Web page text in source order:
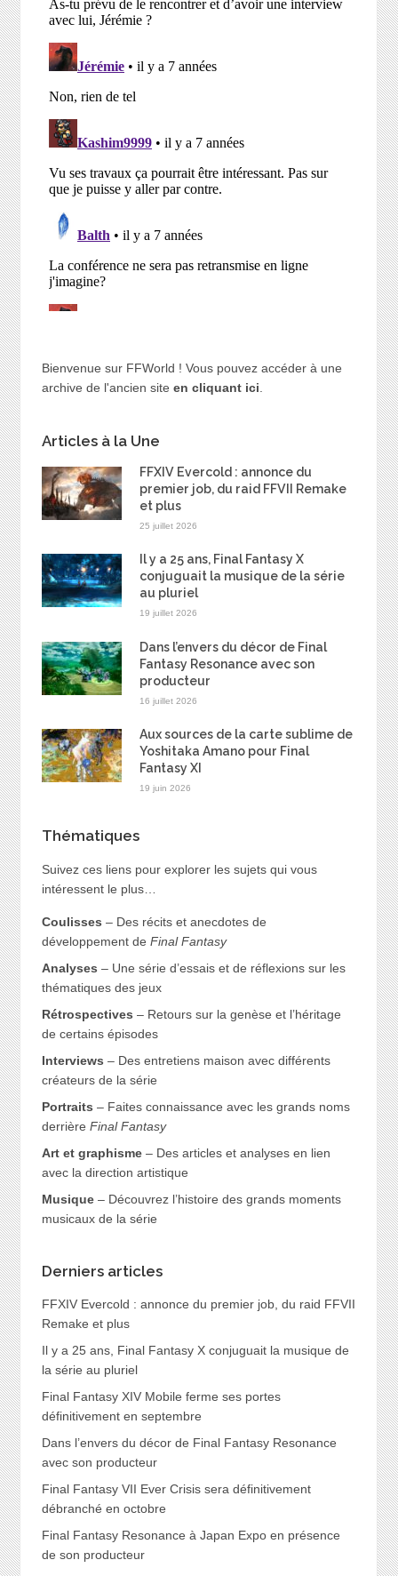
Bienvenue sur FFWorld ! Vous pouvez accéder à une
archive de l'ancien site en cliquant ici
Articles à la Une
FFXIV Evercold : annonce du
premier job, du raid FFVII Remake
et plus
25 juillet 2026
Il y a 25 ans, Final Fantasy X
conjuguait la musique de la série
au pluriel
19 juillet 2026
Dans l’envers du décor de Final
Fantasy Resonance avec son
producteur
16 juillet 2026
Aux sources de la carte sublime de
Yoshitaka Amano pour Final
Fantasy XI
19 juin 2026
Thématiques
Suivez ces liens pour explorer les sujets qui vous
intéressent le plus…
Coulisses – Des récits et anecdotes de
développement de Final Fantasy
Analyses – Une série d’essais et de réflexions sur les
thématiques des jeux
Rétrospectives – Retours sur la genèse et l’héritage
de certains épisodes
Interviews – Des entretiens maison avec différents
créateurs de la série
Portraits – Faites connaissance avec les grands noms
derrière Final Fantasy
Art et graphisme– Des articles et analyses en lien
avec la direction artistique
Musique– Découvrez l’histoire des grands moments
musicaux de la série
Derniers articles
FFXIV Evercold : annonce du premier job, du raid FFVII
Remake et plus
Il y a 25 ans, Final Fantasy X conjuguait la musique de
la série au pluriel
Final Fantasy XIV Mobile ferme ses portes
définitivement en septembre
Dans l’envers du décor de Final Fantasy Resonance
avec son producteur
Final Fantasy VII Ever Crisis sera définitivement
débranché en octobre
Final Fantasy Resonance à Japan Expo en présence
de son producteur